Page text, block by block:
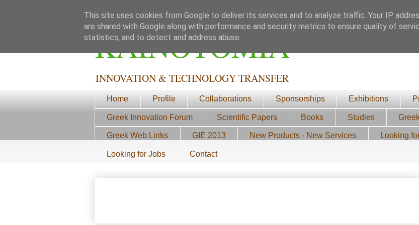
ΚΑΙΝΟΤΟΜΙΑ
INNOVATION & TECHNOLOGY TRANSFER
Home Profile Collaborations Sponsorships Exhibitions
Greek Innovation Forum Scientific Papers Books Studies
Greek Web Links GIE 2013 New Products - New Services Looking
Looking for Jobs Contact
This site uses cookies from Google to deliver its services and to analyze traffic. Your IP
are shared with Google along with performance and security metrics to ensure quality of
statistics, and to detect and address abuse.